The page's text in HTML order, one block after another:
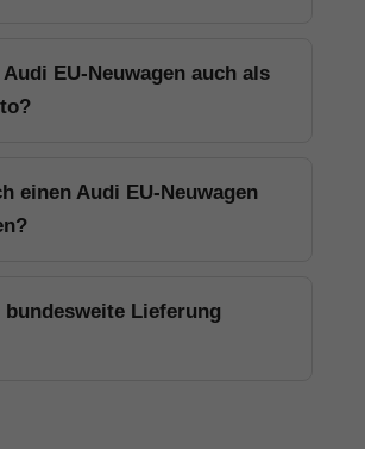
EU-Neuwagen auch als
einen Audi EU-Neuwagen
bundesweite Lieferung